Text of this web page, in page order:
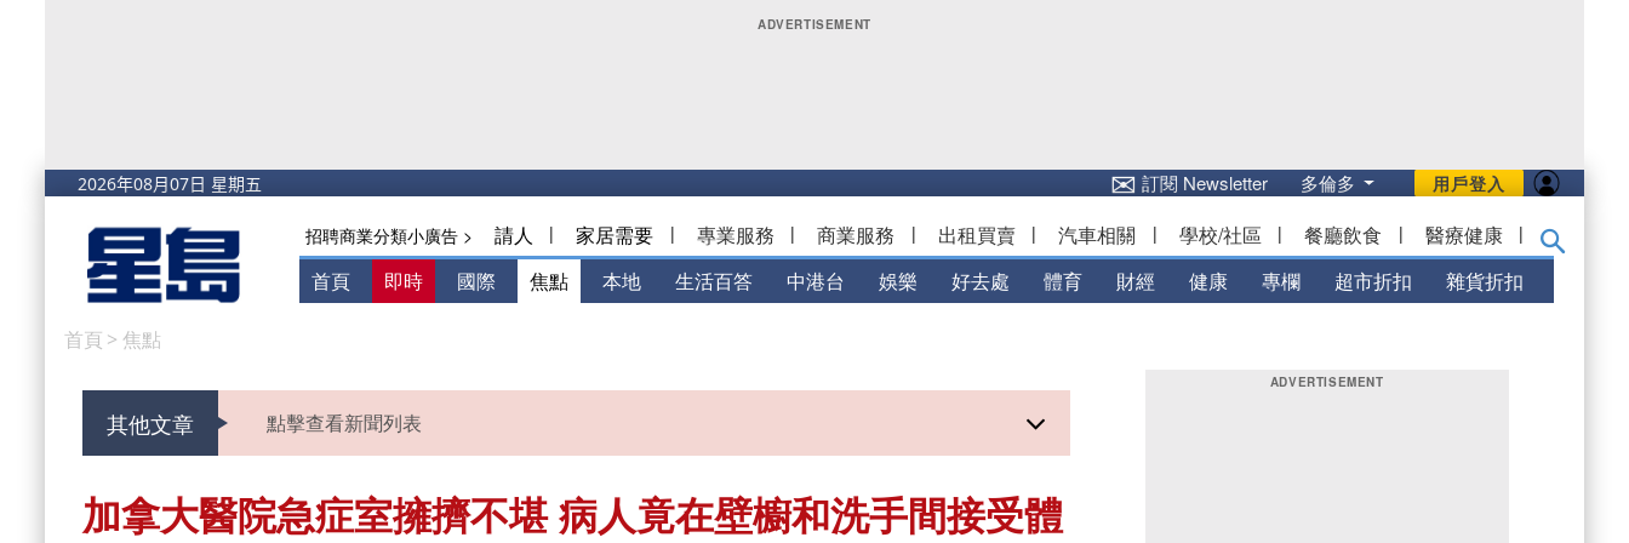
用戶登入
✉訂閱 Newsletter 多倫多
招聘商業分類小廣告 > 請人 | 家居需要 | 專業服務 | 商業服務 | 出租買賣 | 汽車相關 | 學校/社區 | 餐廳飲食 | 醫療健康 |
首頁 即時 國際 焦點 本地 生活百答 中港台 娛樂 好去處 體育 財經 健康 專欄 超市折扣 雜貨折扣
首頁 > 焦點
其他文章 點擊查看新聞列表
加拿大醫院急症室擁擠不堪 病人竟在壁櫥和洗手間接受體